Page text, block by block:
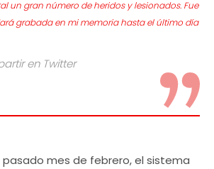
un gran número de heridos y lesionados. Fue
grabada en mi memoria hasta el último día
en Twitter
mes de febrero, el sistema